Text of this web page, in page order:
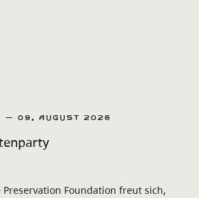
09. August 2026
Foundation freut sich,